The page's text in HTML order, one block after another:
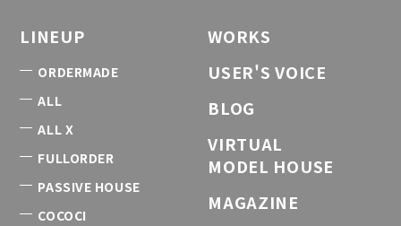
LINEUP
ORDERMADE
ALL
ALL X
FULLORDER
PASSIVE HOUSE
COCOCI
WORKS
USER'S VOICE
BLOG
VIRTUAL
MODEL HOUSE
MAGAZINE